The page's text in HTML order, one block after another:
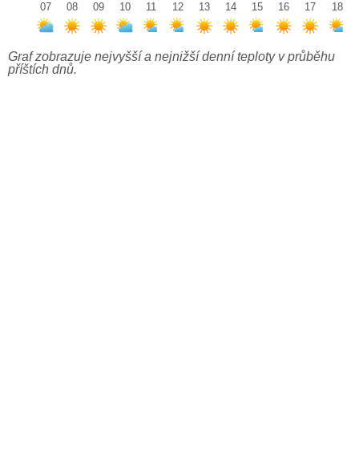
07
08
09
10
11
12
13
14
15
16
17
18
Graf zobrazuje nejvyšší a nejnižší denní teploty v průběhu
příštích dnů.